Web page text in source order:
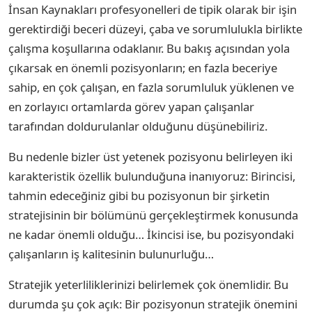
İnsan Kaynakları profesyonelleri de tipik olarak bir işin
gerektirdiği beceri düzeyi, çaba ve sorumlulukla birlikte
çalışma koşullarına odaklanır. Bu bakış açısından yola
çıkarsak en önemli pozisyonların; en fazla beceriye
sahip, en çok çalışan, en fazla sorumluluk yüklenen ve
en zorlayıcı ortamlarda görev yapan çalışanlar
tarafından doldurulanlar olduğunu düşünebiliriz.
Bu nedenle bizler üst yetenek pozisyonu belirleyen iki
karakteristik özellik bulunduğuna inanıyoruz: Birincisi,
tahmin edeceğiniz gibi bu pozisyonun bir şirketin
stratejisinin bir bölümünü gerçekleştirmek konusunda
ne kadar önemli olduğu… İkincisi ise, bu pozisyondaki
çalışanların iş kalitesinin bulunurluğu…
Stratejik yeterliliklerinizi belirlemek çok önemlidir. Bu
durumda şu çok açık: Bir pozisyonun stratejik önemini